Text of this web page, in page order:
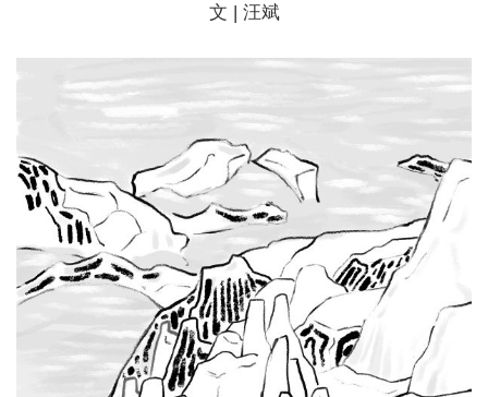
文 | 汪斌